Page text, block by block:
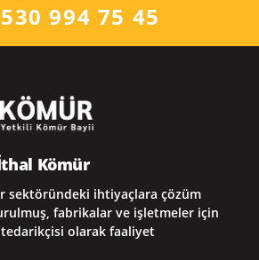
994 75 45
Kömür
sektöründeki ihtiyaçlara çözüm
fabrikalar ve işletmeler için
olarak faaliyet